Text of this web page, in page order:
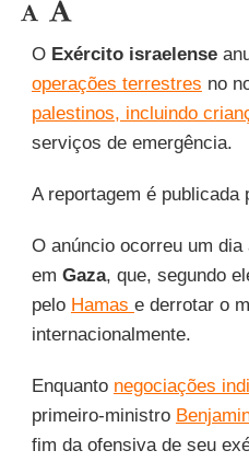
O Exército israelense
operações terrestres no
palestinos, incluindo
serviços de emergência.
A reportagem é publicada
O anúncio ocorreu um
em Gaza, que, segundo
pelo Hamas e derrotar o
internacionalmente.
Enquanto negociações
primeiro-ministro
fim da ofensiva de seu